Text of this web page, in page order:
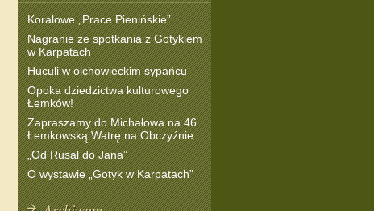
Koralowe „Prace Pienińskie”
Nagranie ze spotkania z Gotykiem
w Karpatach
Huculi w olchowieckim sypańcu
Opoka dziedzictwa kulturowego
Łemków!
Zapraszamy do Michałowa na 46.
Łemkowską Watrę na Obczyźnie
„Od Rusal do Jana”
O wystawie „Gotyk w Karpatach”